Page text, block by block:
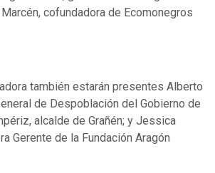
Marcén, cofundadora de Ecomonegros
también estarán presentes Alberto
de Despoblación del Gobierno de
alcalde de Grañén; y Jessica
Gerente de la Fundación Aragón